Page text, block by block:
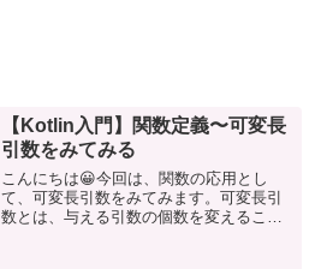
【Kotlin入門】関数定義〜可変長
引数をみてみる
こんにちは😀今回は、関数の応用とし
て、可変長引数をみてみます。可変長引
数とは、与える引数の個数を変えること